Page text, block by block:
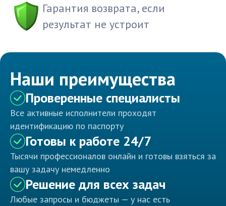
Гарантия возврата, если
результат не устроит
Наши преимущества
Проверенные специалисты
Все активные исполнители проходят
идентификацию по паспорту
Готовы к работе 24/7
Тысячи профессионалов онлайн и готовы взяться за
вашу задачу немедленно
Решение для всех задач
Любые запросы и бюджеты — у нас есть